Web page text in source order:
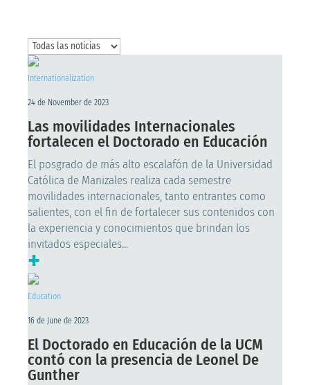
Internationalization
24 de November de 2023
Las movilidades Internacionales
fortalecen el Doctorado en Educación
El posgrado de más alto escalafón de la Universidad
Católica de Manizales realiza cada semestre
movilidades internacionales, tanto entrantes como
salientes, con el fin de fortalecer sus contenidos con
la experiencia y conocimientos que brindan los
invitados especiales...
+
Education
16 de June de 2023
El Doctorado en Educación de la UCM
contó con la presencia de Leonel De
Gunther